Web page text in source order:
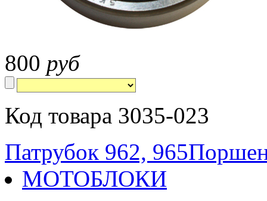
800 руб
Код товара 3035-023
Патрубок 962, 965
МОТОБЛОКИ